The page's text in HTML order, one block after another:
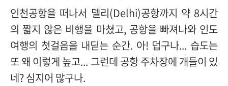
인천공항을 떠나서 델리(Delhi)공항까지 약 8시간
의 짧지 않은 비행을 마쳤고, 공항을 빠져나와 인도
여행의 첫걸음을 내딛는 순간. 아! 덥구나... 습도는
또 왜 이렇게 높고... 그런데 공항 주차장에 개들이 있
네?심지어 많구나.